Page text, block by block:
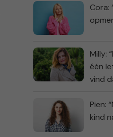
Cora:
Milly:
één
vind
Pien:
kind